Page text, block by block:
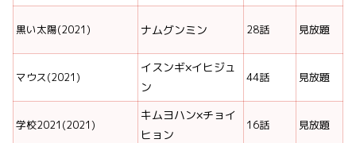
黒い太陽(2021) ナムグンミン 28話 見放題
マウス(2021)
イスンギ×イヒジュ
ン
44話 見放題
学校2021(2021)
キムヨハン×チョイ
ヒョン
16話 見放題